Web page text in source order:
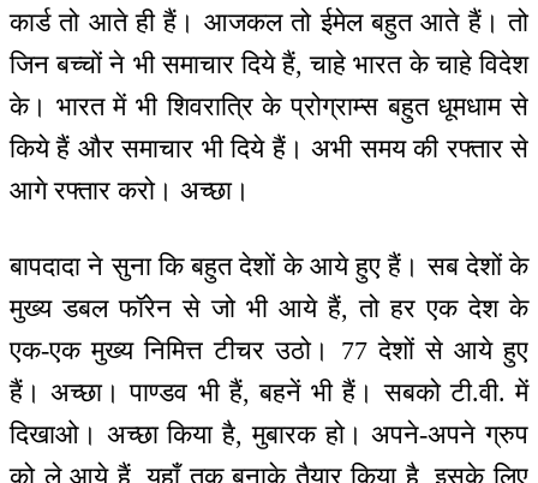
कार्ड तो आते ही हैं। आजकल तो ईमेल बहुत आते हैं। तो
जिन बच्चों ने भी समाचार दिये हैं, चाहे भारत के चाहे विदेश
के। भारत में भी शिवरात्रि के प्रोग्राम्स बहुत धूमधाम से
किये हैं और समाचार भी दिये हैं। अभी समय की रफ्तार से
आगे रफ्तार करो। अच्छा।
बापदादा ने सुना कि बहुत देशों के आये हुए हैं। सब देशों के
मुख्य डबल फॉरेन से जो भी आये हैं, तो हर एक देश के
एक-एक मुख्य निमित्त टीचर उठो। 77 देशों से आये हुए
हैं। अच्छा। पाण्डव भी हैं, बहनें भी हैं। सबको टी.वी. में
दिखाओ। अच्छा किया है, मुबारक हो। अपने-अपने ग्रुप
को ले आये हैं, यहाँ तक बनाके तैयार किया है, इसके लिए